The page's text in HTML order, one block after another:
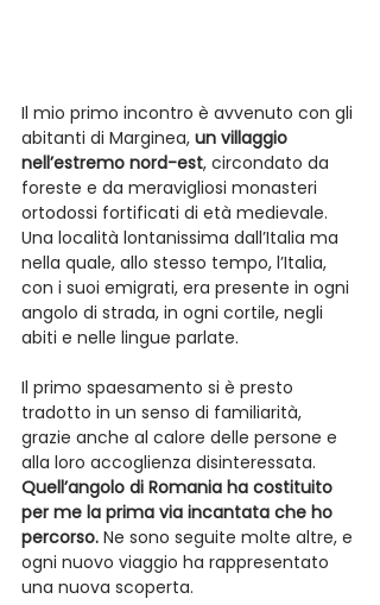
Il mio primo incontro è avvenuto con gli
abitanti di Marginea, un villaggio
nell’estremo nord-est, circondato da
foreste e da meravigliosi monasteri
ortodossi fortificati di età medievale.
Una località lontanissima dall’Italia ma
nella quale, allo stesso tempo, l’Italia,
con i suoi emigrati, era presente in ogni
angolo di strada, in ogni cortile, negli
abiti e nelle lingue parlate.
Il primo spaesamento si è presto
tradotto in un senso di familiarità,
grazie anche al calore delle persone e
alla loro accoglienza disinteressata.
Quell’angolo di Romania ha costituito
per me la prima via incantata che ho
percorso. Ne sono seguite molte altre, e
ogni nuovo viaggio ha rappresentato
una nuova scoperta.